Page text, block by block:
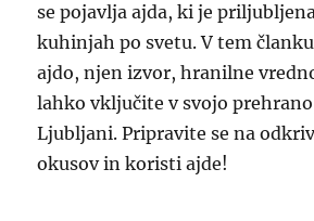
se pojavlja ajda, ki je
kuhinjah po svetu. V tem
ajdo, njen izvor, hranilne
lahko vključite v svojo
Ljubljani. Pripravite se na
okusov in koristi ajde!